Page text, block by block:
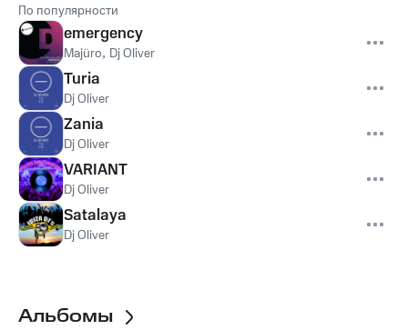
По популярности
emergency
Majüro, Dj Oliver
Turia
Dj Oliver
Zania
Dj Oliver
VARIANT
Dj Oliver
Satalaya
Dj Oliver
Альбомы